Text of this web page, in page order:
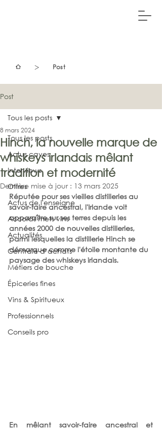
> Post
Post
Tous les posts
Actus caves
Interviews
Offres
Actus de l'enseigne
Accords mets vins
Actualités
Centrale d’achats
Métiers de bouche
Épiceries fines
Vins & Spiritueux
Professionnels
Conseils pro
Tous les posts
Hinch, la nouvelle marque de
whiskeys irlandais mêlant
tradition et modernité
8 mars 2024
Dernière mise à jour : 13 mars 2025
Réputée pour ses vieilles distilleries au
savoir-faire ancestral, l'Irlande voit
apparaître sur ses terres depuis les
années 2000 de nouvelles distilleries,
parmi lesquelles la distillerie Hinch se
démarque comme l'étoile montante du
paysage des whiskeys irlandais.
En mêlant savoir-faire ancestral et